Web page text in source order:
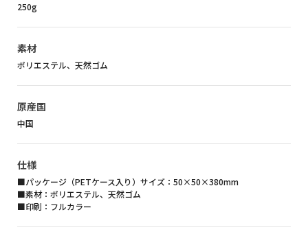
250g
素材
ポリエステル、天然ゴム
原産国
中国
仕様
■パッケージ（PETケース入り）サイズ：50×50×380mm
■素材：ポリエステル、天然ゴム
■印刷：フルカラー